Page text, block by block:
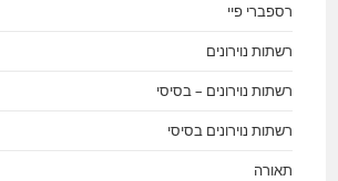
רספברי פיי
רשתות נוירונים
רשתות נוירונים – בסיסי
רשתות נוירונים בסיסי
תאורה